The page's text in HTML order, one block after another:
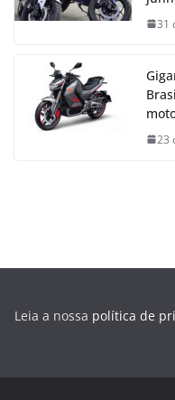
31
23
Leia a nossa política de